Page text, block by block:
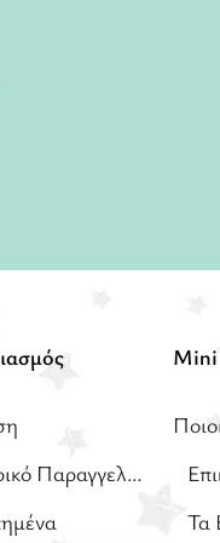
Ιστορικό Παραγγελιών
Τα